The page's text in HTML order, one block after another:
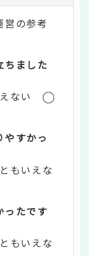
営の参考
ちました
ない
すかっ
もいえな
ったです
もいえな